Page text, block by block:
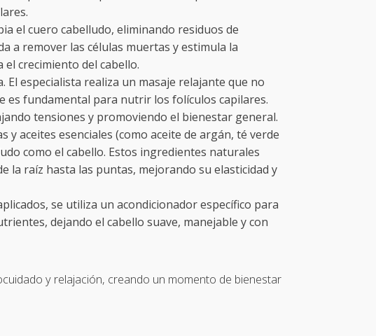
el cuero cabelludo, eliminando residuos de
a remover las células muertas y estimula la
crecimiento del cabello.
El especialista realiza un masaje relajante que no
es fundamental para nutrir los folículos capilares.
tensiones y promoviendo el bienestar general.
y aceites esenciales (como aceite de argán, té verde
como el cabello. Estos ingredientes naturales
raíz hasta las puntas, mejorando su elasticidad y
se utiliza un acondicionador específico para
dejando el cabello suave, manejable y con
y relajación, creando un momento de bienestar